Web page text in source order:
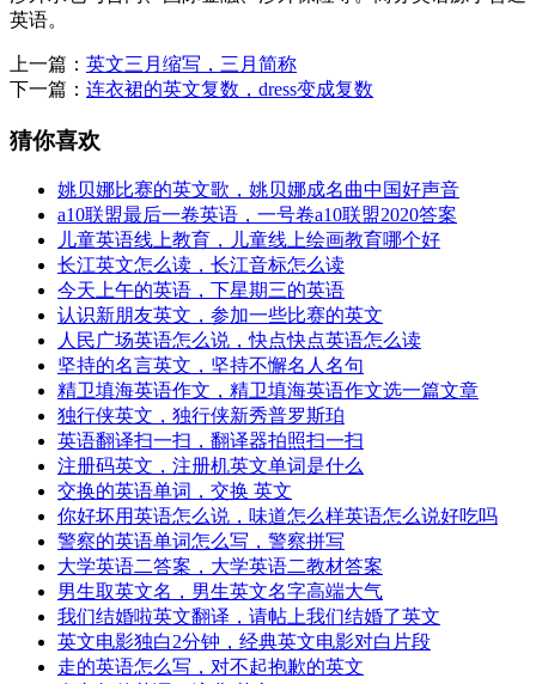
英语。
上一篇： 英文三月缩写，三月简称
下一篇： 连衣裙的英文复数，dress变成复数
猜你喜欢
姚贝娜比赛的英文歌，姚贝娜成名曲中国好声音
a10联盟最后一卷英语，一号卷a10联盟2020答案
儿童英语线上教育，儿童线上绘画教育哪个好
长江英文怎么读，长江音标怎么读
今天上午的英语，下星期三的英语
认识新朋友英文，参加一些比赛的英文
人民广场英语怎么说，快点快点英语怎么读
坚持的名言英文，坚持不懈名人名句
精卫填海英语作文，精卫填海英语作文选一篇文章
独行侠英文，独行侠新秀普罗斯珀
英语翻译扫一扫，翻译器拍照扫一扫
注册码英文，注册机英文单词是什么
交换的英语单词，交换 英文
你好坏用英语怎么说，味道怎么样英语怎么说好吃吗
警察的英语单词怎么写，警察拼写
大学英语二答案，大学英语二教材答案
男生取英文名，男生英文名字高端大气
我们结婚啦英文翻译，请帖上我们结婚了英文
英文电影独白2分钟，经典英文电影对白片段
走的英语怎么写，对不起抱歉的英文